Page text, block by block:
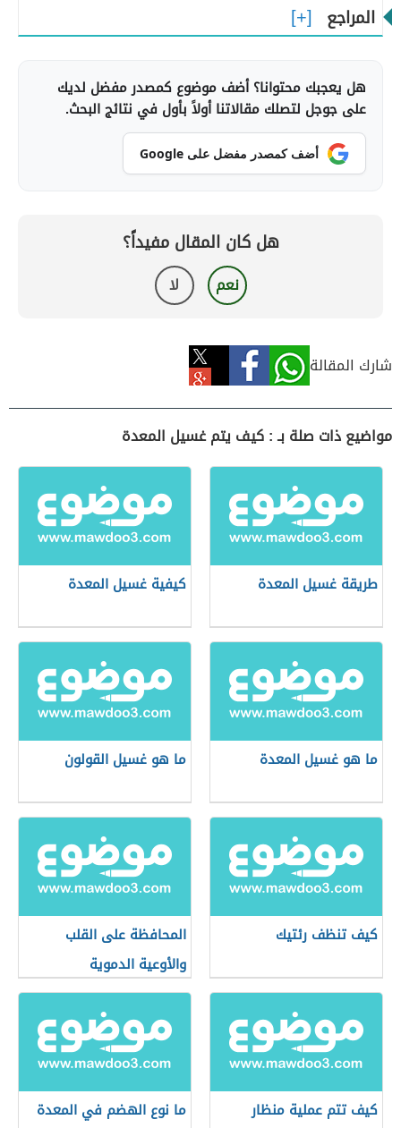
المراجع
هل يعجبك محتوانا؟ أضف موضوع كمصدر مفضل لديك
على جوجل لتصلك مقالاتنا أولاً بأول في نتائج البحث.
أضف كمصدر مفضل على Google
هل كان المقال مفيداً؟
نعم لا
شارك المقالة
مواضيع ذات صلة بـ : كيف يتم غسيل المعدة
طريقة غسيل المعدة كيفية غسيل المعدة
ما هو غسيل المعدة ما هو غسيل القولون
كيف تنظف رئتيك
المحافظة على القلب
والأوعية الدموية
كيف تتم عملية منظار
ما نوع الهضم في المعدة